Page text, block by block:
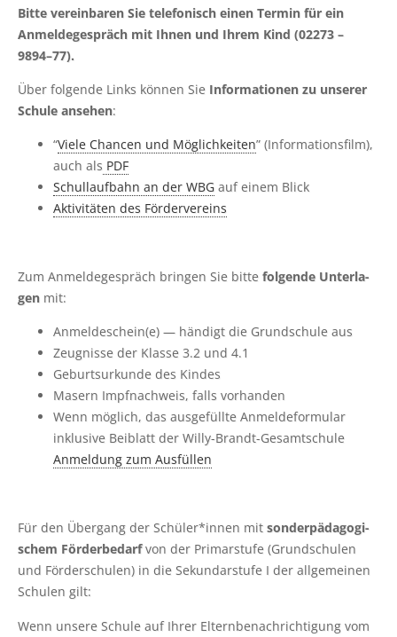
Bit­te ver­ein­ba­ren Sie tele­fo­nisch einen Ter­min für ein
Anmel­de­ge­spräch mit Ihnen und Ihrem Kind (02273 –
9894–77).
Über fol­gen­de Links kön­nen Sie Infor­ma­tio­nen zu unse­rer
Schu­le anse­hen:
“Vie­le Chan­cen und Mög­lich­kei­ten” (Infor­ma­ti­ons­film),
auch als PDF
Schul­lauf­bahn an der WBG auf einem Blick
Akti­vi­tä­ten des Fördervereins
Zum Anmel­de­ge­spräch brin­gen Sie bit­te fol­gen­de Unter­la­
gen mit:
Anmeldeschein(e) — hän­digt die Grund­schu­le aus
Zeug­nis­se der Klas­se 3.2 und 4.1
Geburts­ur­kun­de des Kindes
Masern Impf­nach­weis, falls vorhanden
Wenn mög­lich, das aus­ge­füll­te Anmel­de­for­mu­lar
inklu­si­ve Bei­blatt der Willy-Brandt-Gesamtschule
Anmel­dung zum Ausfüllen
Für den Über­gang der Schüler*innen mit son­der­päd­ago­gi­
schem För­der­be­darfvon der Pri­mar­stu­fe (Grund­schu­len
und För­der­schu­len) in die Sekun­dar­stu­fe I der all­ge­mei­nen
Schu­len gilt:
Wenn unse­re Schu­le auf Ihrer Eltern­be­nach­rich­ti­gung vom